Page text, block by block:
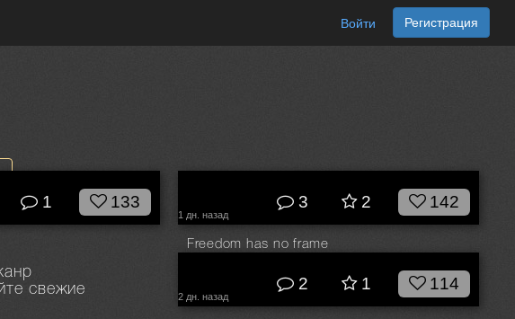
Войти Регистрация
1 133
1 дн. назад
3 2 142
Freedom has no frame
свежие
2 дн. назад
2 1 114